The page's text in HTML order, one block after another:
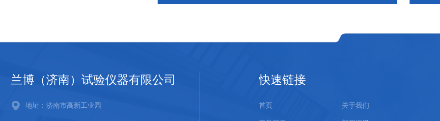
兰博（济南）试验仪器有限公司
地址：济南市高新工业园
快速链接
首页 关于我们